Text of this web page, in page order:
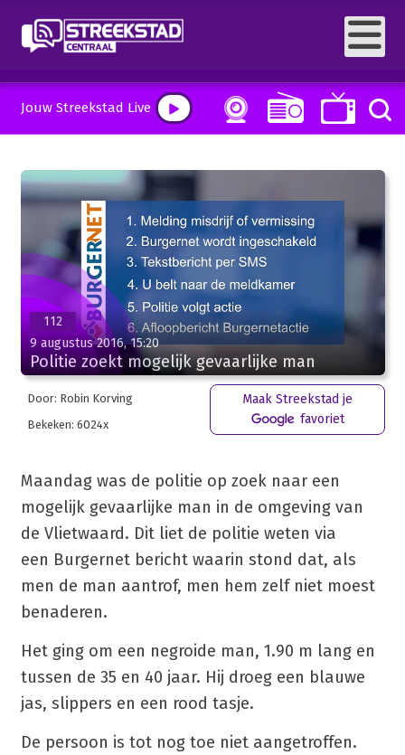
Jouw Streekstad Live
112
9 augustus 2016, 15:20
Politie zoekt mogelijk gevaarlijke man
Door: Robin Korving
Bekeken: 6024x
Maak Streekstad je
favoriet
Maandag was de politie op zoek naar een
mogelijk gevaarlijke man in de omgeving van
de Vlietwaard. Dit liet de politie weten via
een Burgernet bericht waarin stond dat, als
men de man aantrof, men hem zelf niet moest
benaderen.
Het ging om een negroide man, 1.90 m lang en
tussen de 35 en 40 jaar. Hij droeg een blauwe
jas, slippers en een rood tasje.
De persoon is tot nog toe niet aangetroffen.